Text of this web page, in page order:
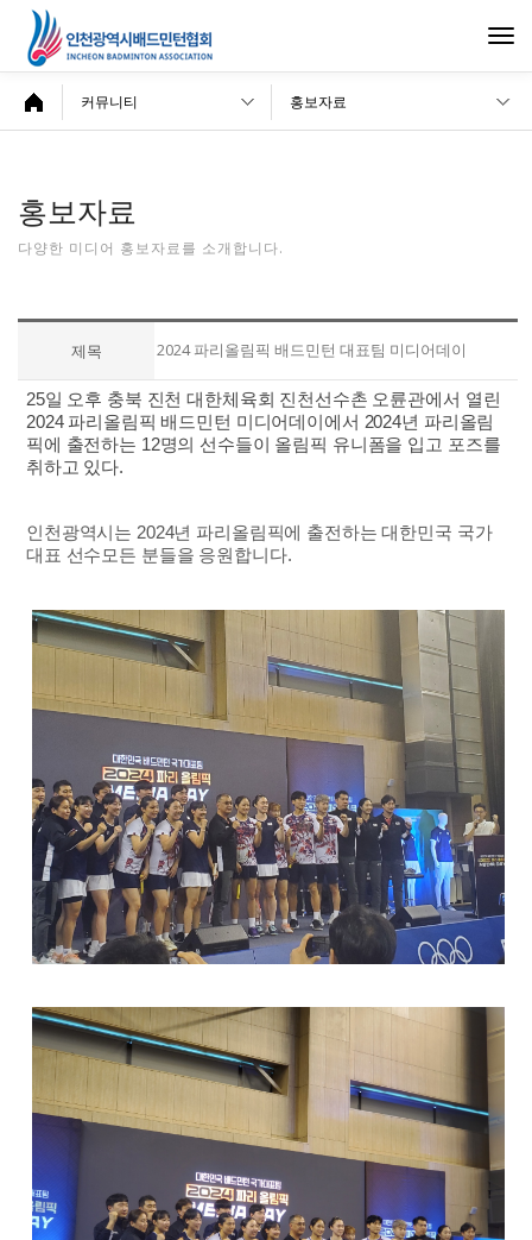
커뮤니티 홍보자료
홍보자료
다양한 미디어 홍보자료를 소개합니다.
제목 2024 파리올림픽 배드민턴 대표팀 미디어데이
25일 오후 충북 진천 대한체육회 진천선수촌 오륜관에서 열린
2024 파리올림픽 배드민턴 미디어데이에서 2024년 파리올림
픽에 출전하는 12명의 선수들이 올림픽 유니폼을 입고 포즈를
취하고 있다.
인천광역시는 2024년 파리올림픽에 출전하는 대한민국 국가
대표 선수모든 분들을 응원합니다.